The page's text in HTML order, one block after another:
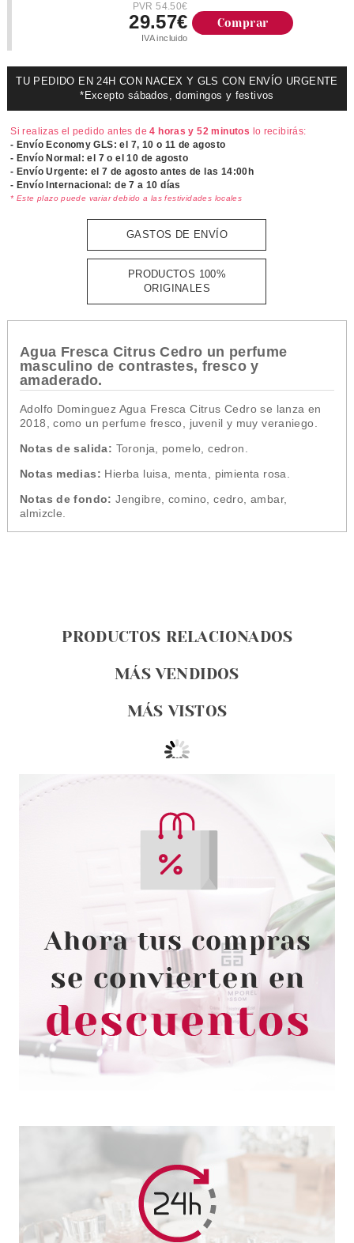
PVR 54.50€
29.57€
IVA incluido
Comprar
TU PEDIDO EN 24H CON NACEX Y GLS CON ENVÍO URGENTE
*Excepto sábados, domingos y festivos
Si realizas el pedido antes de4 horas y 52 minutos lo recibirás:
- Envío Economy GLS: el 7, 10 o 11 de agosto
- Envío Normal: el 7 o el 10 de agosto
- Envío Urgente: el7 de agosto antes de las 14:00h
- Envío Internacional: de 7 a 10 días
* Este plazo puede variar debido a las festividades locales
GASTOS DE ENVÍO
PRODUCTOS 100%
ORIGINALES
Agua Fresca Citrus Cedro un perfume
masculino de contrastes, fresco y
amaderado.
Adolfo Dominguez Agua Fresca Citrus Cedro se lanza en
2018, como un perfume fresco, juvenil y muy veraniego.
Notas de salida: Toronja, pomelo, cedron.
Notas medias: Hierba luisa, menta, pimienta rosa.
Notas de fondo: Jengibre, comino, cedro, ambar,
almizcle.
PRODUCTOS RELACIONADOS
MÁS VENDIDOS
MÁS VISTOS
TRUSSARDI
TRUSSARDI RIFLESSO UOMO
EDT 50 ML + S/G 100 ML SET
REGALO
Pvr 68.00€
-49%
desde
34.95€